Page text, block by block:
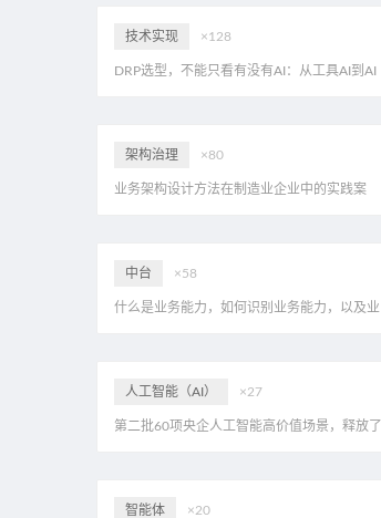
技术实现 ×128
DRP选型，不能只看有没有AI：从工具AI到AI
架构治理 ×80
业务架构设计方法在制造业企业中的实践案
中台 ×58
什么是业务能力，如何识别业务能力，以及业
人工智能（AI） ×27
第二批60项央企人工智能高价值场景，释放了
智能体 ×20